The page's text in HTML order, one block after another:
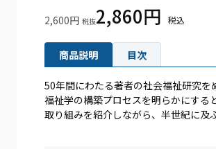
2,600円 2,860円
商品説明 目次
50年間にわたる著者の社会福祉研究
福祉学の構築プロセスを明らかにする
取り組みを紹介しながら、半世紀に及